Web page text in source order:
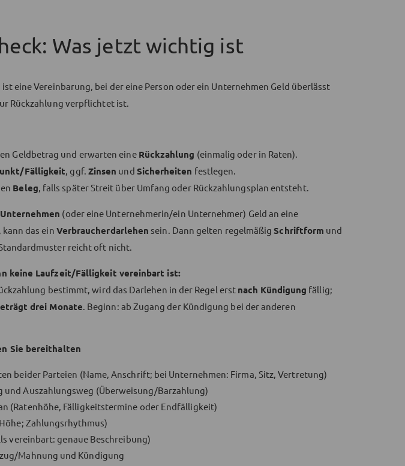
Was jetzt wichtig ist
ist eine Vereinbarung, bei der eine Person oder ein Unternehmen Geld überlässt
Rückzahlung verpflichtet ist.
Geldbetrag und erwarten eine Rückzahlung (einmalig oder in Raten).
Fälligkeit , ggf. Zinsen und Sicherheiten festlegen.
Beleg , falls später Streit über Umfang oder Rückzahlungsplan entsteht.
Unternehmen (oder eine Unternehmerin/ein Unternehmer) Geld an eine
das ein Verbraucherdarlehen sein. Dann gelten regelmäßigSchriftform und
reicht oft nicht.
keine Laufzeit/Fälligkeit vereinbart ist:
bestimmt, wird das Darlehen in der Regel erst nach Kündigung fällig;
drei Monate . Beginn: ab Zugang der Kündigung bei der anderen
Sie bereithalten
beider Parteien (Name, Anschrift; bei Unternehmen: Firma, Sitz, Vertretung)
und Auszahlungsweg (Überweisung/Barzahlung)
(Ratenhöhe, Fälligkeitstermine oder Endfälligkeit)
Zahlungsrhythmus)
vereinbart: genaue Beschreibung)
Mahnung und Kündigung